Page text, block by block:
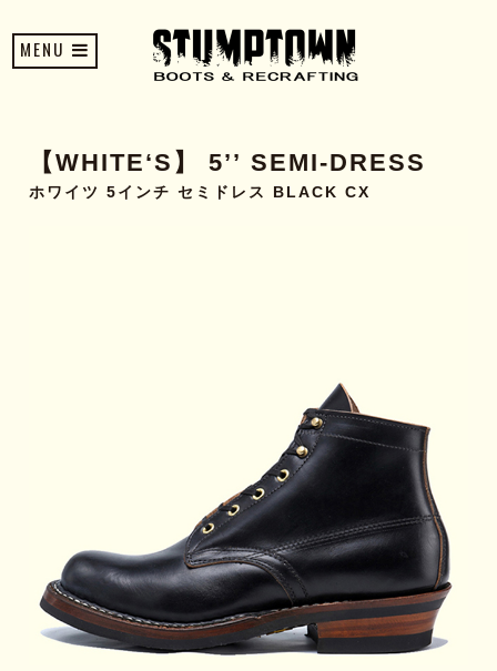
MENU
【WHITE‘S】 5’’ SEMI-DRESS
ホワイツ 5インチ セミドレス BLACK CX